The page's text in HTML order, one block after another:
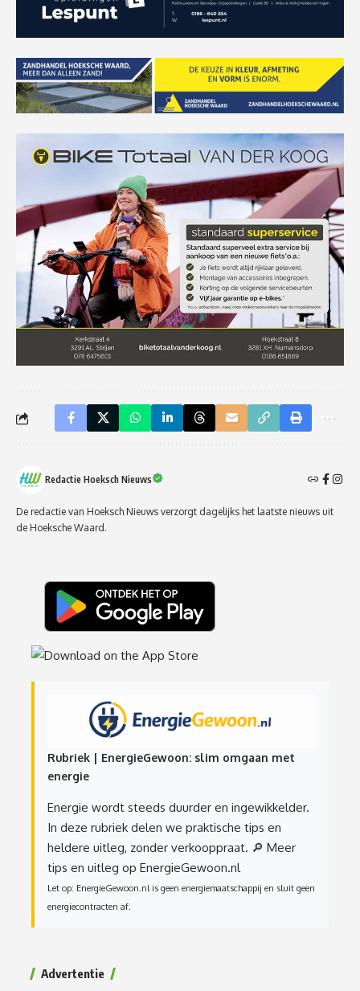
Redactie Hoeksch Nieuws
De redactie van Hoeksch Nieuws verzorgt dagelijks het laatste nieuws uit
de Hoeksche Waard.
Rubriek | EnergieGewoon: slim omgaan met
energie
Energie wordt steeds duurder en ingewikkelder.
In deze rubriek delen we praktische tips en
heldere uitleg, zonder verkooppraat. 🔎 Meer
tips en uitleg op EnergieGewoon.nl
Let op: EnergieGewoon.nl is geen energiemaatschappij en sluit geen
energiecontracten af.
Advertentie